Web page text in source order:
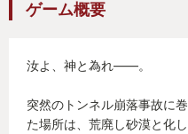
ゲーム概要
汝よ、神と為れ――。
突然のトンネル崩落事故に
た場所は、荒廃し砂漠と化